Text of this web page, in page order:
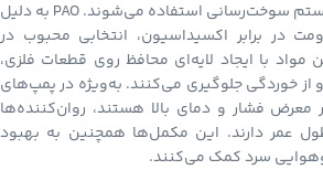
قطعات متحرک موتور و سیستم سوخت‌رسانی استفاده می‌شوند. PAO به دلیل
در برابر اکسیداسیون، انتخابی محبوب در
با ایجاد لایه‌ای محافظ روی قطعات فلزی،
خوردگی جلوگیری می‌کنند. به‌ویژه در پمپ‌های
معرض فشار و دمای بالا هستند، روان‌کننده‌ها
عمر دارند. این مکمل‌ها همچنین به بهبود
سرد کمک می‌کنند.